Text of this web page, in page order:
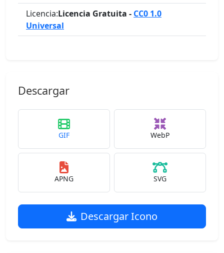
Licencia:Licencia Gratuita - CC0 1.0
Universal
Descargar
GIF WebP
APNG SVG
Descargar Icono